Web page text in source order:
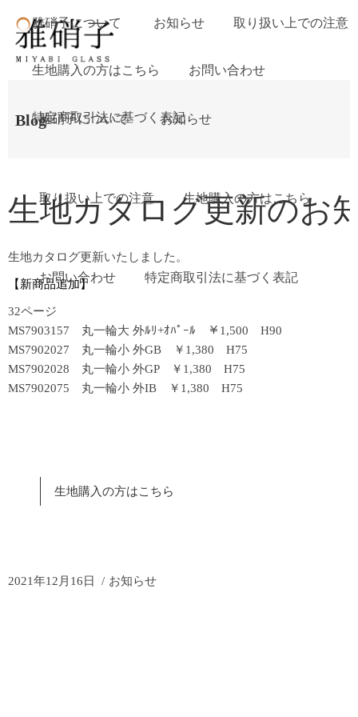
雅硝子について お知らせ
取り扱い上での注意 生地購入の方はこちら
お問い合わせ 特定商取引法に基づく表記
雅硝子について お知らせ 取り扱い上での注意
生地購入の方はこちら お問い合わせ
特定商取引法に基づく表記
Blog
生地カタログ更新のお
生地カタログ更新いたしました。
【新商品追加】
32ページ
MS7903157 丸一輪大 外ﾙﾘ+ｵﾊﾟｰﾙ ￥1,500 H90
MS7902027 丸一輪小 外GB ￥1,380 H75
MS7902028 丸一輪小 外GP ￥1,380 H75
MS7902075 丸一輪小 外IB ￥1,380 H75
生地購入の方はこちら
2021年12月16日 お知らせ